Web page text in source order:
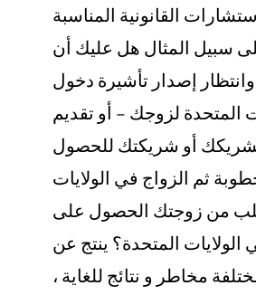
القانونية المناسبة
سبيل المثال هل عليك أن
إصدار تأشيرة دخول
المتحدة لزوجك – أو تقديم
لشريكك أو شريكتك للحصول
ثم الزواج في الولايات
من زوجتك الحصول على
الولايات المتحدة؟ ينتج عن
مخاطر و نتائج للغاية ،